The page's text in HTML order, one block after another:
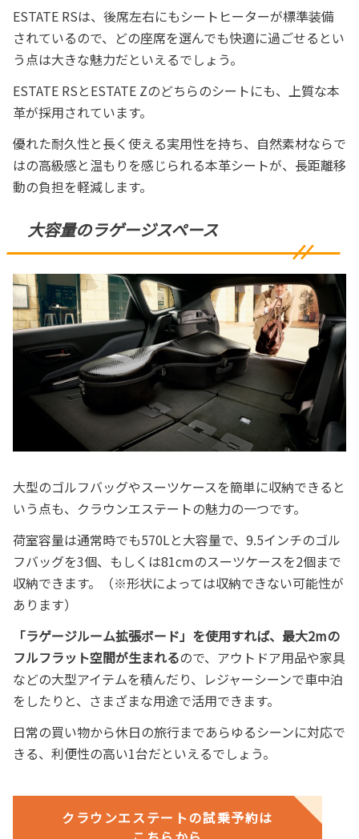
ESTATE RSは、後席左右にもシートヒーターが標準装備
されているので、どの座席を選んでも快適に過ごせるとい
う点は大きな魅力だといえるでしょう。
ESTATE RSとESTATE Zのどちらのシートにも、上質な本
革が採用されています。
優れた耐久性と長く使える実用性を持ち、自然素材ならで
はの高級感と温もりを感じられる本革シートが、長距離移
動の負担を軽減します。
大容量のラゲージスペース
大型のゴルフバッグやスーツケースを簡単に収納できると
いう点も、クラウンエステートの魅力の一つです。
荷室容量は通常時でも570Lと大容量で、9.5インチのゴル
フバッグを3個、もしくは81cmのスーツケースを2個まで
収納できます。（※形状によっては収納できない可能性が
あります）
「ラゲージルーム拡張ボード」を使用すれば、最大2mの
フルフラット空間が生まれるので、アウトドア用品や家具
などの大型アイテムを積んだり、レジャーシーンで車中泊
をしたりと、さまざまな用途で活用できます。
日常の買い物から休日の旅行まであらゆるシーンに対応で
きる、利便性の高い1台だといえるでしょう。
クラウンエステートの試乗予約は